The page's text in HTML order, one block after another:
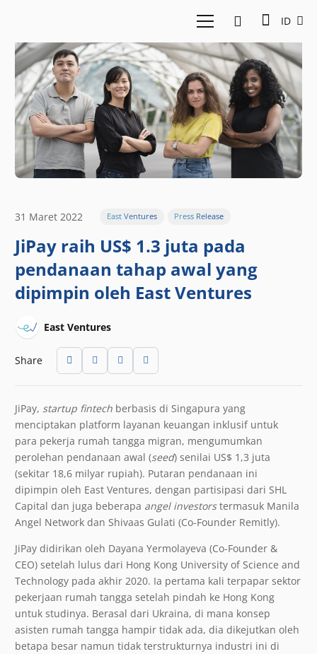
ID
31 Maret 2022 East Ventures Press Release
JiPay raih US$ 1.3 juta pada
pendanaan tahap awal yang
dipimpin oleh East Ventures
East Ventures
Share
JiPay, startup fintech berbasis di Singapura yang
menciptakan platform layanan keuangan inklusif untuk
para pekerja rumah tangga migran, mengumumkan
perolehan pendanaan awal (seed) senilai US$ 1,3 juta
(sekitar 18,6 milyar rupiah). Putaran pendanaan ini
dipimpin oleh East Ventures, dengan partisipasi dari SHL
Capital dan juga beberapa angel investorstermasuk Manila
Angel Network dan Shivaas Gulati (Co-Founder Remitly).
JiPay didirikan oleh Dayana Yermolayeva (Co-Founder &
CEO) setelah lulus dari Hong Kong University of Science and
Technology pada akhir 2020. Ia pertama kali terpapar sektor
pekerjaan rumah tangga setelah pindah ke Hong Kong
untuk studinya. Berasal dari Ukraina, di mana konsep
asisten rumah tangga hampir tidak ada, dia dikejutkan oleh
betapa besar namun tidak terstrukturnya industri ini di